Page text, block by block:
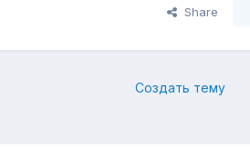
Share
Создать тему